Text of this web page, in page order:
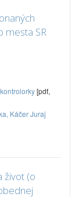
mesta SR
[pdf,
Káčer Juraj
život (o